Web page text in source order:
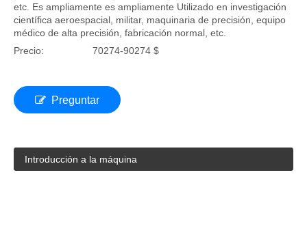
IGW-5AM-2030 Gantry Moving 5 eje enrutador
La máquina avanzada de enrutador CNC de 5 ejes, también
conocida como centro de mecanizado CNC de 5 ejes, fresado
CNC de 5 eje, es buena en el procesamiento de superficie